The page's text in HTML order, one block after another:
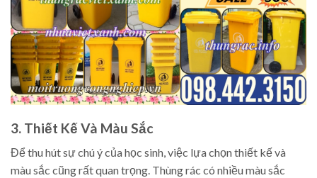
3. Thiết Kế Và Màu Sắc
Để thu hút sự chú ý của học sinh, việc lựa chọn thiết kế và
màu sắc cũng rất quan trọng. Thùng rác có nhiều màu sắc